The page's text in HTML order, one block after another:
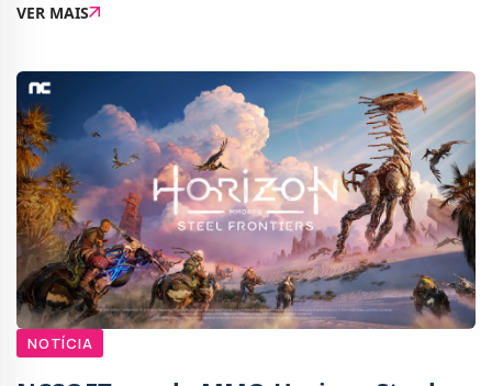
lançá-lo exclusivamente para dispositivos móv
VER MAIS
NOTÍCIA